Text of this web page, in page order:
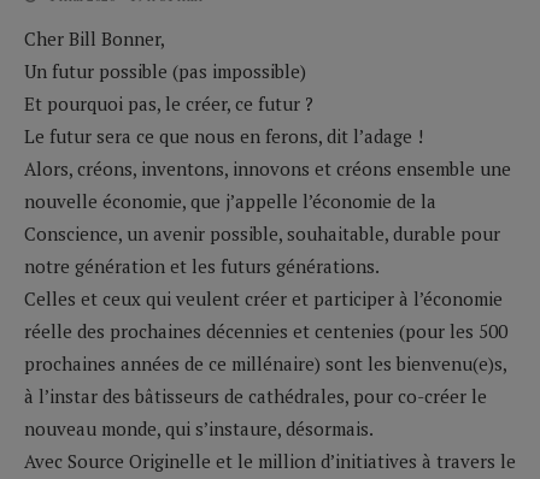
Cher Bill Bonner,
Un futur possible (pas impossible)
Et pourquoi pas, le créer, ce futur ?
Le futur sera ce que nous en ferons, dit l’adage !
Alors, créons, inventons, innovons et créons ensemble une
nouvelle économie, que j’appelle l’économie de la
Conscience, un avenir possible, souhaitable, durable pour
notre génération et les futurs générations.
Celles et ceux qui veulent créer et participer à l’économie
réelle des prochaines décennies et centenies (pour les 500
prochaines années de ce millénaire) sont les bienvenu(e)s,
à l’instar des bâtisseurs de cathédrales, pour co-créer le
nouveau monde, qui s’instaure, désormais.
Avec Source Originelle et le million d’initiatives à travers le